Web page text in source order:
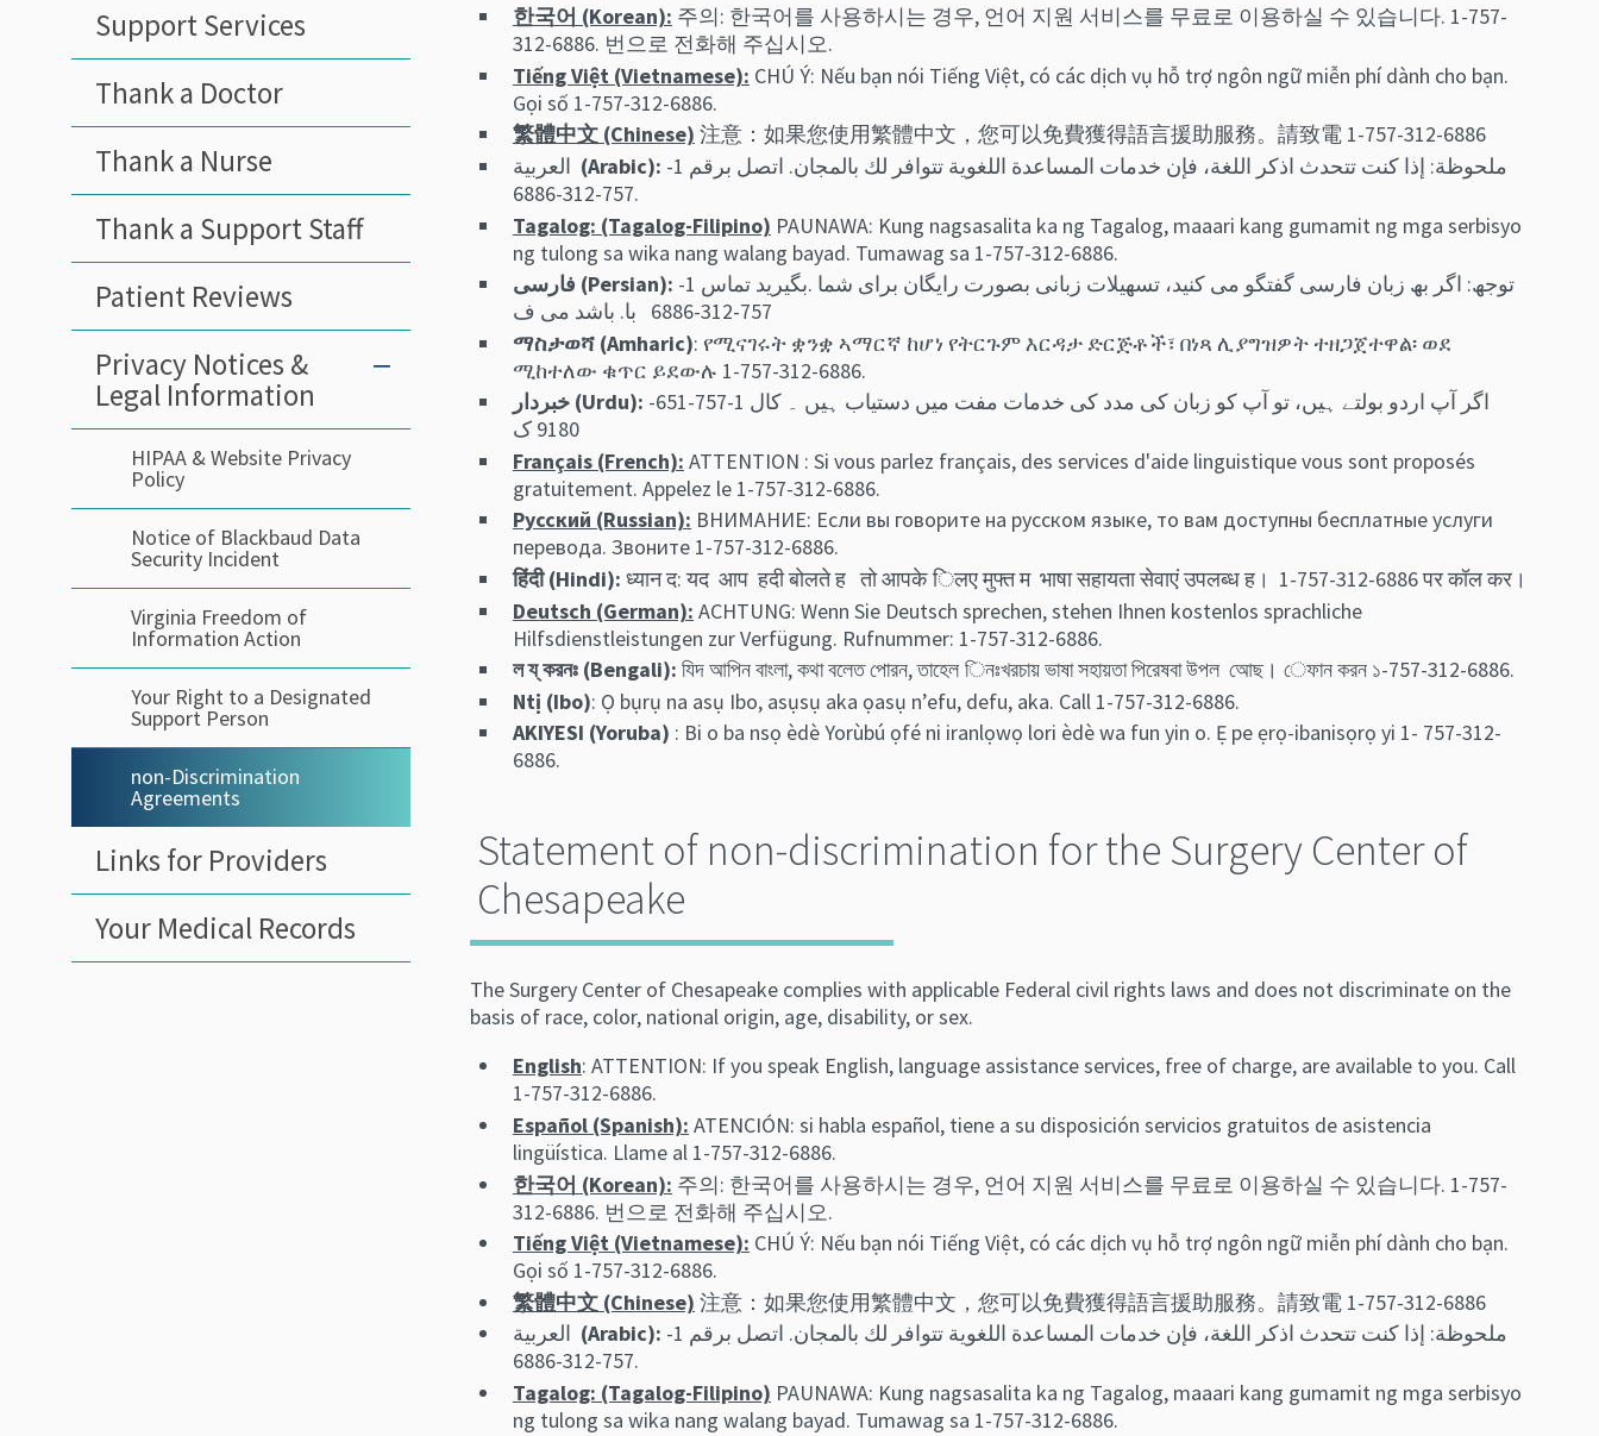
Support Services
Thank a Doctor
Thank a Nurse
Thank a Support Staff
Patient Reviews
Privacy Notices &
Legal Information
–
HIPAA & Website Privacy
Policy
Notice of Blackbaud Data
Security Incident
Virginia Freedom of
Information Action
Your Right to a Designated
Support Person
non-Discrimination
Agreements
Links for Providers
Your Medical Records
한국어 (Korean): 주의: 한국어를 사용하시는 경우, 언어 지원 서비스를 무료로 이용하실 수 있습니다. 1-757-
312-6886. 번으로 전화해 주십시오.
Tiếng Việt (Vietnamese): CHÚ Ý: Nếu bạn nói Tiếng Việt, có các dịch vụ hỗ trợ ngôn ngữ miễn phí dành cho bạn.
Gọi số 1-757-312-6886.
繁體中文 (Chinese) 注意：如果您使用繁體中文，您可以免費獲得語言援助服務。請致電 1-757-312-6886
العربية (Arabic): ملحوظة: إذا كنت تتحدث اذكر اللغة، فإن خدمات المساعدة اللغویة تتوافر لك بالمجان. اتصل برقم 1-
757-312-6886.
Tagalog: (Tagalog-Filipino) PAUNAWA: Kung nagsasalita ka ng Tagalog, maaari kang gumamit ng mga serbisyo
ng tulong sa wika nang walang bayad. Tumawag sa 1-757-312-6886.
فارسی (Persian): توجھ: اگر بھ زبان فارسی گفتگو می کنید، تسھیلات زبانی بصورت رایگان برای شما .بگیرید تماس 1-
757-312-6886 با. باشد می ف
ማስታወሻ (Amharic): የሚናገሩት ቋንቋ ኣማርኛ ከሆነ የትርጉም እርዳታ ድርጅቶች፣ በነጻ ሊያግዝዎት ተዘጋጀተዋል፡ ወደ
ሚከተለው ቁጥር ይደውሉ 1-757-312-6886.
خبردار (Urdu):
9180 ک
Français (French): ATTENTION : Si vous parlez français, des services d'aide linguistique vous sont proposés
gratuitement. Appelez le 1-757-312-6886.
Русский (Russian): ВНИМАНИЕ: Если вы говорите на русском языке, то вам доступны бесплатные услуги
перевода. Звоните 1-757-312-6886.
हिंदी (Hindi): ध्यान द: यद आप हदी बोलते ह तो आपके िलए मुफ्त म भाषा सहायता सेवाएं उपलब्ध ह। 1-757-312-6886 पर कॉल कर।
Deutsch (German): ACHTUNG: Wenn Sie Deutsch sprechen, stehen Ihnen kostenlos sprachliche
Hilfsdienstleistungen zur Verfügung. Rufnummer: 1-757-312-6886.
ল য্ কর‍নঃ (Bengali): যিদ আপিন বাংলা, কথা বলেত পােরন, তাহেল িনঃখরচায় ভাষা সহায়তা পিরেষবা উপল আেছ। েফান কর‍ন ১-757-312-6886.
Ntị (Ibo): Ọ bụrụ na asụ Ibo, asụsụ aka ọasụ n’efu, defu, aka. Call 1-757-312-6886.
AKIYESI (Yoruba) : Bi o ba nsọ èdè Yorùbú ọfé ni iranlọwọ lori èdè wa fun yin o. Ẹ pe ẹrọ-ibanisọrọ yi 1- 757-312-
6886.
Statement of non-discrimination for the Surgery Center of
Chesapeake
The Surgery Center of Chesapeake complies with applicable Federal civil rights laws and does not discriminate on the
basis of race, color, national origin, age, disability, or sex.
English: ATTENTION: If you speak English, language assistance services, free of charge, are available to you. Call
1-757-312-6886.
Español (Spanish): ATENCIÓN: si habla español, tiene a su disposición servicios gratuitos de asistencia
lingüística. Llame al 1-757-312-6886.
한국어 (Korean): 주의: 한국어를 사용하시는 경우, 언어 지원 서비스를 무료로 이용하실 수 있습니다. 1-757-
312-6886. 번으로 전화해 주십시오.
Tiếng Việt (Vietnamese): CHÚ Ý: Nếu bạn nói Tiếng Việt, có các dịch vụ hỗ trợ ngôn ngữ miễn phí dành cho bạn.
Gọi số 1-757-312-6886.
繁體中文 (Chinese) 注意：如果您使用繁體中文，您可以免費獲得語言援助服務。請致電 1-757-312-6886
العربية (Arabic): ملحوظة: إذا كنت تتحدث اذكر اللغة، فإن خدمات المساعدة اللغویة تتوافر لك بالمجان. اتصل برقم 1-
757-312-6886.
Tagalog: (Tagalog-Filipino) PAUNAWA: Kung nagsasalita ka ng Tagalog, maaari kang gumamit ng mga serbisyo
ng tulong sa wika nang walang bayad. Tumawag sa 1-757-312-6886.